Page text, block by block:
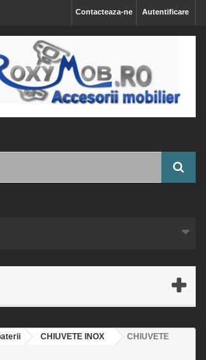
Autentificare
Contacteaza-ne
CHIUVETE INOX
CHIUVETE